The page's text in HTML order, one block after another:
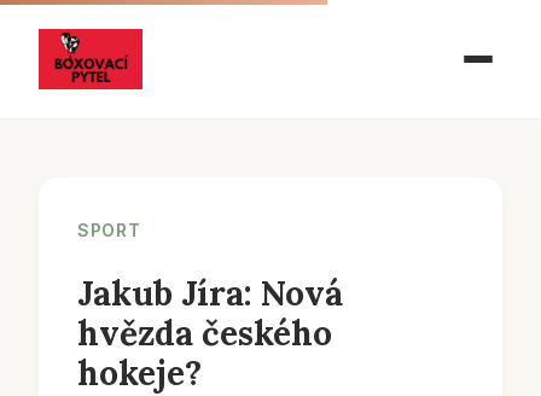
SPORT
Jakub Jíra: Nová
hvězda českého
hokeje?